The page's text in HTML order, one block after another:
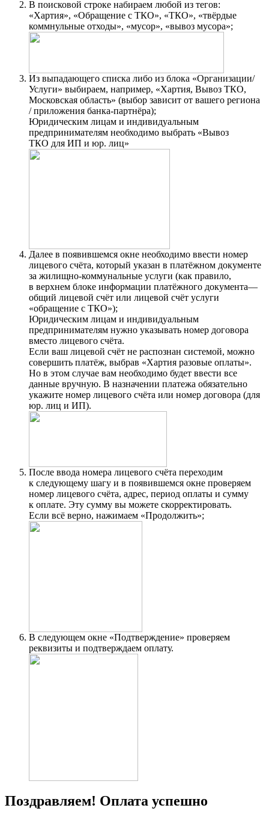
В поисковой строке набираем любой из тегов:
«Хартия», «Обращение с ТКО», «ТКО», «твёрдые
коммнульные отходы», «мусор», «вывоз мусора»;
Из выпадающего списка либо из блока «Организации/
Услуги» выбираем, например, «Хартия, Вывоз ТКО,
Московская область» (выбор зависит от вашего региона
/ приложения банка-партнёра);
Юридическим лицам и индивидуальным
предпринимателям необходимо выбрать «Вывоз
ТКО для ИП и юр. лиц»
Далее в появившемся окне необходимо ввести номер
лицевого счёта, который указан в платёжном документе
за жилищно-коммунальные услуги (как правило,
в верхнем блоке информации платёжного документа—
общий лицевой счёт или лицевой счёт услуги
«обращение с ТКО»);
Юридическим лицам и индивидуальным
предпринимателям нужно указывать номер договора
вместо лицевого счёта.
Если ваш лицевой счёт не распознан системой, можно
совершить платёж, выбрав «Хартия разовые оплаты».
Но в этом случае вам необходимо будет ввести все
данные вручную. В назначении платежа обязательно
укажите номер лицевого счёта или номер договора (для
юр. лиц и ИП).
После ввода номера лицевого счёта переходим
к следующему шагу и в появившемся окне проверяем
номер лицевого счёта, адрес, период оплаты и сумму
к оплате. Эту сумму вы можете скорректировать.
Если всё верно, нажимаем «Продолжить»;
В следующем окне «Подтверждение» проверяем
реквизиты и подтверждаем оплату.
Поздравляем! Оплата успешно